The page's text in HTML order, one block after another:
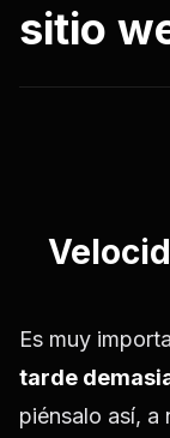
sitio
Es muy
tarde
piénsalo así, a